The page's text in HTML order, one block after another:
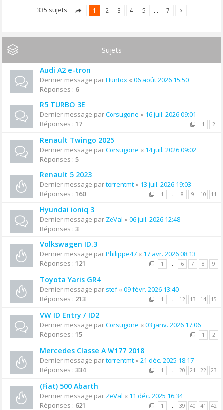
335 sujets 1 2 3 4 5 … 7
Sujets
Audi A2 e-tron
Dernier message parHuntox « 06 août 2026 15:50
Réponses : 6
R5 TURBO 3E
Dernier message parCorsugone « 16 juil. 2026 09:01
Réponses : 17 1 2
Renault Twingo 2026
Dernier message parCorsugone « 14 juil. 2026 09:02
Réponses : 5
Renault 5 2023
Dernier message partorrentmt « 13 juil. 2026 19:03
Réponses : 160 1 … 8 9 10 11
Hyundai ioniq 3
Dernier message par ZeVal « 06 juil. 2026 12:48
Réponses : 3
Volkswagen ID.3
Dernier message parPhilippe47 « 17 avr. 2026 08:13
Réponses : 121 1 … 6 7 8 9
Toyota Yaris GR4
Dernier message par stef« 09 févr. 2026 13:40
Réponses : 213 1 … 12 13 14 15
VW ID Entry / ID2
Dernier message parCorsugone « 03 janv. 2026 17:06
Réponses : 15 1 2
Mercedes Classe A W177 2018
Dernier message partorrentmt « 21 déc. 2025 18:17
Réponses : 334 1 … 20 21 22 23
(Fiat) 500 Abarth
Dernier message par ZeVal « 11 déc. 2025 16:34
Réponses : 621 1 … 39 40 41 42